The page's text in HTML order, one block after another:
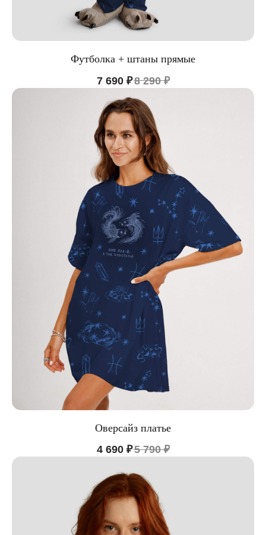
Футболка + штаны прямые
7 690 ₽8 290 ₽
Оверсайз платье
4 690 ₽5 790 ₽